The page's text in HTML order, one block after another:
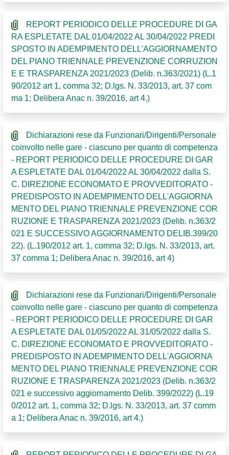
REPORT PERIODICO DELLE PROCEDURE DI GA
RA ESPLETATE DAL 01/04/2022 AL 30/04/2022 PREDI
SPOSTO IN ADEMPIMENTO DELL'AGGIORNAMENTO
DEL PIANO TRIENNALE PREVENZIONE CORRUZION
E E TRASPARENZA 2021/2023 (Delib. n.363/2021) (L.1
90/2012 art 1, comma 32; D.lgs. N. 33/2013, art. 37 com
ma 1; Delibera Anac n. 39/2016, art 4.)
Dichiarazioni rese da Funzionari/Dirigenti/Personale
coinvolto nelle gare - ciascuno per quanto di competenza
- REPORT PERIODICO DELLE PROCEDURE DI GAR
A ESPLETATE DAL 01/04/2022 AL 30/04/2022 dalla S.
C. DIREZIONE ECONOMATO E PROVVEDITORATO -
PREDISPOSTO IN ADEMPIMENTO DELL'AGGIORNA
MENTO DEL PIANO TRIENNALE PREVENZIONE COR
RUZIONE E TRASPARENZA 2021/2023 (Delib. n.363/2
021 E SUCCESSIVO AGGIORNAMENTO DELIB.399/20
22). (L.190/2012 art. 1, comma 32; D.lgs. N. 33/2013, art.
37 comma 1; Delibera Anac n. 39/2016, art 4)
Dichiarazioni rese da Funzionari/Dirigenti/Personale
coinvolto nelle gare - ciascuno per quanto di competenza
- REPORT PERIODICO DELLE PROCEDURE DI GAR
A ESPLETATE DAL 01/05/2022 AL 31/05/2022 dalla S.
C. DIREZIONE ECONOMATO E PROVVEDITORATO -
PREDISPOSTO IN ADEMPIMENTO DELL'AGGIORNA
MENTO DEL PIANO TRIENNALE PREVENZIONE COR
RUZIONE E TRASPARENZA 2021/2023 (Delib. n.363/2
021 e successivo aggiornamento Delib. 399/2022) (L.19
0/2012 art. 1, comma 32; D.lgs. N. 33/2013, art. 37 comm
a 1; Delibera Anac n. 39/2016, art 4.)